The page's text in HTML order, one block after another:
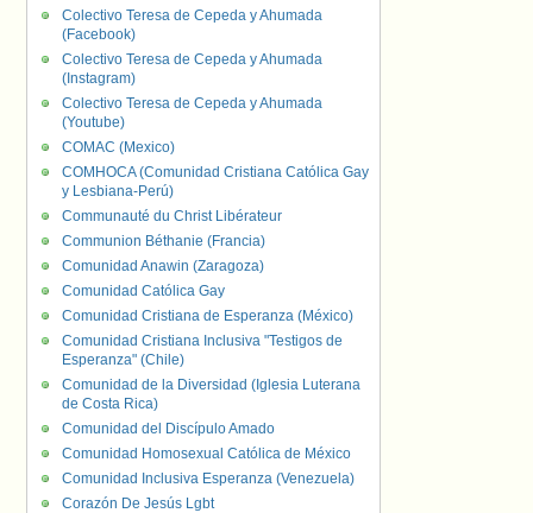
Colectivo Teresa de Cepeda y Ahumada
(Facebook)
Colectivo Teresa de Cepeda y Ahumada
(Instagram)
Colectivo Teresa de Cepeda y Ahumada
(Youtube)
COMAC (Mexico)
COMHOCA (Comunidad Cristiana Católica Gay
y Lesbiana-Perú)
Communauté du Christ Libérateur
Communion Béthanie (Francia)
Comunidad Anawin (Zaragoza)
Comunidad Católica Gay
Comunidad Cristiana de Esperanza (México)
Comunidad Cristiana Inclusiva "Testigos de
Esperanza" (Chile)
Comunidad de la Diversidad (Iglesia Luterana
de Costa Rica)
Comunidad del Discípulo Amado
Comunidad Homosexual Católica de México
Comunidad Inclusiva Esperanza (Venezuela)
Corazón De Jesús Lgbt